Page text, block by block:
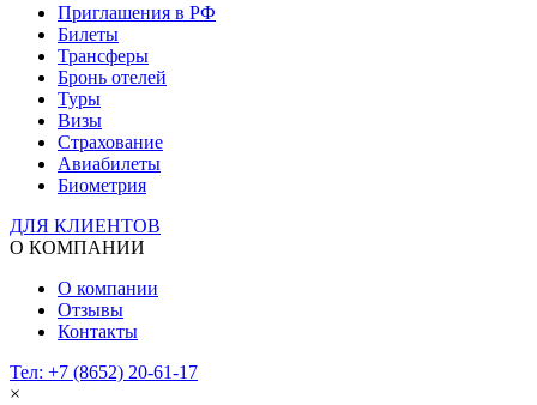
Приглашения в РФ
Билеты
Трансферы
Бронь отелей
Туры
Визы
Страхование
Авиабилеты
Биометрия
ДЛЯ КЛИЕНТОВ
О КОМПАНИИ
О компании
Отзывы
Контакты
Тел: +7 (8652) 20-61-17
×